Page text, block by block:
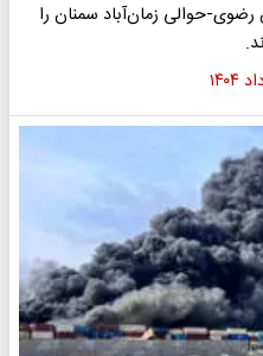
خراسان‌ رضوی-حوالی زمان‌آباد سمنان را